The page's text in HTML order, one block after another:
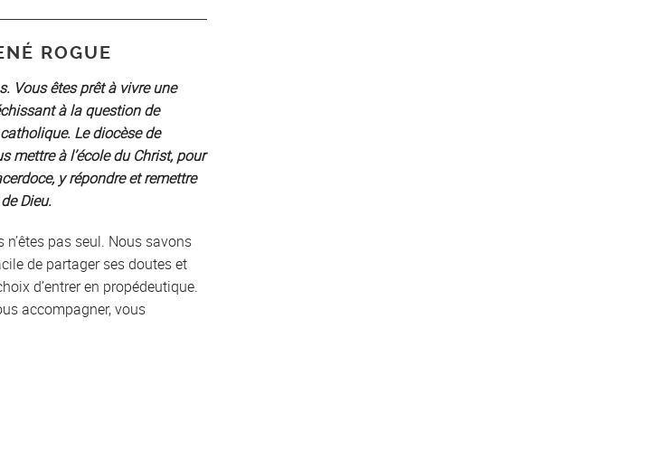
ROGUE
Vous êtes prêt à vivre une
à la question de
Le diocèse de
mettre à l’école du Christ, pour
y répondre et remettre
Dieu.
n’êtes pas seul. Nous savons
de partager ses doutes et
d’entrer en propédeutique.
accompagner, vous